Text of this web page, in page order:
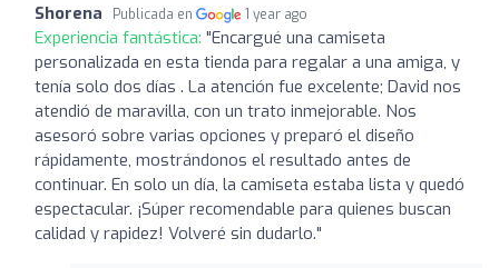
Shorena Publicada en 1 year ago
Experiencia fantástica: "Encargué una camiseta
personalizada en esta tienda para regalar a una amiga, y
tenía solo dos días . La atención fue excelente; David nos
atendió de maravilla, con un trato inmejorable. Nos
asesoró sobre varias opciones y preparó el diseño
rápidamente, mostrándonos el resultado antes de
continuar. En solo un día, la camiseta estaba lista y quedó
espectacular. ¡Súper recomendable para quienes buscan
calidad y rapidez! Volveré sin dudarlo."